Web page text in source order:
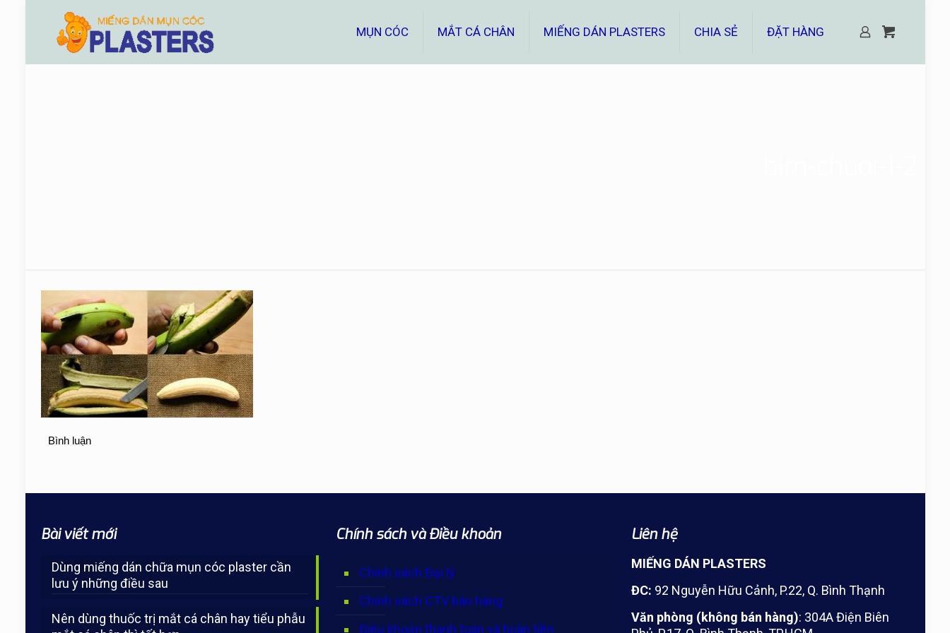
MỤN CÓC MẮT CÁ CHÂN MIẾNG DÁN PLASTERS CHIA SẺ ĐẶT HÀNG
Bình luận
Bài viết mới
Dùng miếng dán chữa mụn cóc plaster cần
lưu ý những điều sau
Nên dùng thuốc trị mắt cá chân hay tiểu phẫu
Chính sách và Điều khoản
Chính sách Đại lý
Chính sách CTV bán hàng
Điều khoản thanh toán và hoàn tiền
Liên hệ
MIẾNG DÁN PLASTERS
ĐC: 92 Nguyễn Hữu Cảnh, P.22, Q. Bình Thạnh
Văn phòng (không bán hàng): 304A Điện Biên